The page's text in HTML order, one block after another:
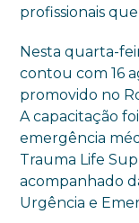
profissionais
Nesta quarta-
contou com 16
promovido no
A capacitação
emergência
Trauma Life
acompanhado
Urgência e